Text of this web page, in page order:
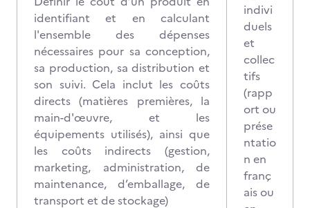
identifiant et en calculant
l'ensemble des dépenses
nécessaires pour sa conception,
sa production, sa distribution et
son suivi. Cela inclut les coûts
directs (matières premières, la
main-d'œuvre, et les
équipements utilisés), ainsi que
les coûts indirects (gestion,
marketing, administration, de
maintenance, d’emballage, de
transport et de stockage)
indivi
duels
et
collec
tifs
(rapp
ort ou
prése
ntatio
n en
franç
ais ou